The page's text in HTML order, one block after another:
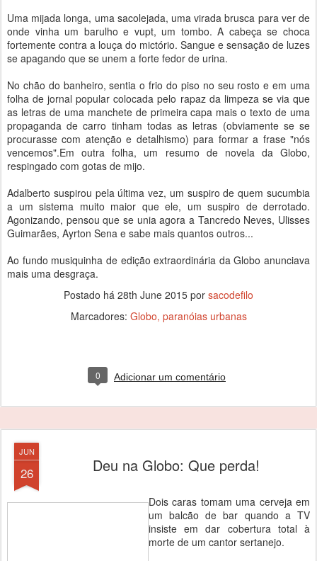
Uma mijada longa, uma sacolejada, uma virada brusca para ver de
onde vinha um barulho e vupt, um tombo. A cabeça se choca
fortemente contra a louça do mictório. Sangue e sensação de luzes
se apagando que se unem a forte fedor de urina.
No chão do banheiro, sentia o frio do piso no seu rosto e em uma
folha de jornal popular colocada pelo rapaz da limpeza se via que
as letras de uma manchete de primeira capa mais o texto de uma
propaganda de carro tinham todas as letras (obviamente se se
procurasse com atenção e detalhismo) para formar a frase "nós
vencemos".Em outra folha, um resumo de novela da Globo,
respingado com gotas de mijo.
Adalberto suspirou pela última vez, um suspiro de quem sucumbia
a um sistema muito maior que ele, um suspiro de derrotado.
Agonizando, pensou que se unia agora a Tancredo Neves, Ulisses
Guimarães, Ayrton Sena e sabe mais quantos outros...
Ao fundo musiquinha de edição extraordinária da Globo anunciava
mais uma desgraça.
Postado há 28th June 2015 por sacodefilo
Marcadores: Globo paranóias urbanas
0 Adicionar um comentário
JUN
26 Deu na Globo: Que perda!
Dois caras tomam uma cerveja em
um balcão de bar quando a TV
insiste em dar cobertura total à
morte de um cantor sertanejo.